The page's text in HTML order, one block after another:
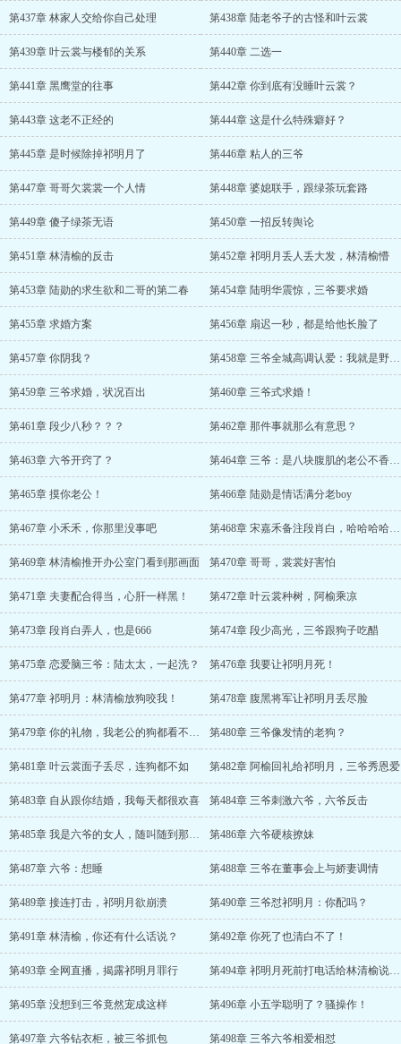
第437章 林家人交给你自己处理 第438章 陆老爷子的古怪和叶云裳
第439章 叶云裳与楼郁的关系 第440章 二选一
第441章 黑鹰堂的往事 第442章 你到底有没睡叶云裳？
第443章 这老不正经的 第444章 这是什么特殊癖好？
第445章 是时候除掉祁明月了 第446章 粘人的三爷
第447章 哥哥欠裳裳一个人情 第448章 婆媳联手，跟绿茶玩套路
第449章 傻子绿茶无语 第450章 一招反转舆论
第451章 林清榆的反击 第452章 祁明月丢人丢大发，林清榆懵
第453章 陆勋的求生欲和二哥的第二春 第454章 陆明华震惊，三爷要求婚
第455章 求婚方案 第456章 扇迟一秒，都是给他长脸了
第457章 你阴我？ 第458章 三爷全城高调认爱：我就是野男人！
第459章 三爷求婚，状况百出 第460章 三爷式求婚！
第461章 段少八秒？？？ 第462章 那件事就那么有意思？
第463章 六爷开窍了？ 第464章 三爷：是八块腹肌的老公不香了吗？
第465章 摸你老公！ 第466章 陆勋是情话满分老boy
第467章 小禾禾，你那里没事吧 第468章 宋嘉禾备注段肖白，哈哈哈哈哈！
第469章 林清榆推开办公室门看到那画面 第470章 哥哥，裳裳好害怕
第471章 夫妻配合得当，心肝一样黑！ 第472章 叶云裳种树，阿榆乘凉
第473章 段肖白弄人，也是666 第474章 段少高光，三爷跟狗子吃醋
第475章 恋爱脑三爷：陆太太，一起洗？ 第476章 我要让祁明月死！
第477章 祁明月：林清榆放狗咬我！ 第478章 腹黑将军让祁明月丢尽脸
第479章 你的礼物，我老公的狗都看不上！ 第480章 三爷像发情的老狗？
第481章 叶云裳面子丢尽，连狗都不如 第482章 阿榆回礼给祁明月，三爷秀恩爱
第483章 自从跟你结婚，我每天都很欢喜 第484章 三爷刺激六爷，六爷反击
第485章 我是六爷的女人，随叫随到那种！ 第486章 六爷硬核撩妹
第487章 六爷：想睡 第488章 三爷在董事会上与娇妻调情
第489章 接连打击，祁明月欲崩溃 第490章 三爷怼祁明月：你配吗？
第491章 林清榆，你还有什么话说？ 第492章 你死了也清白不了！
第493章 全网直播，揭露祁明月罪行 第494章 祁明月死前打电话给林清榆说出……
第495章 没想到三爷竟然宠成这样 第496章 小五学聪明了？骚操作！
第497章 六爷钻衣柜，被三爷抓包 第498章 三爷六爷相爱相怼